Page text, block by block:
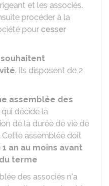
et les associés.
procéder à la
pour cesser
. Ils disposent de 2
assemblée des
qui décide la
de la durée de vie de
Cette assemblée doit
1 an au moins avant
terme
des associés n'a